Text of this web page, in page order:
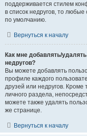
поддерживается стилем
в список недругов, то
по умолчанию.
Вернуться к началу
Как мне добавлять/
недругов?
Вы можете добавлять
профиле каждого
друзей или недругов. Кроме
личного раздела,
можете также удалять
же странице.
Вернуться к началу